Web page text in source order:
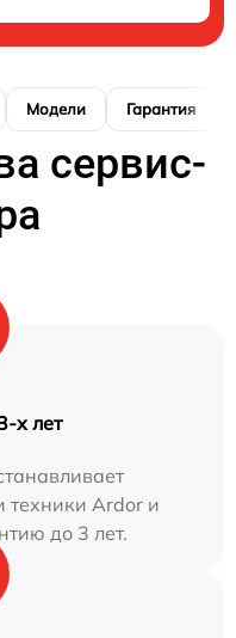
Модели Гарантия
сервис-
х лет
техники Ardor и
до 3 лет.